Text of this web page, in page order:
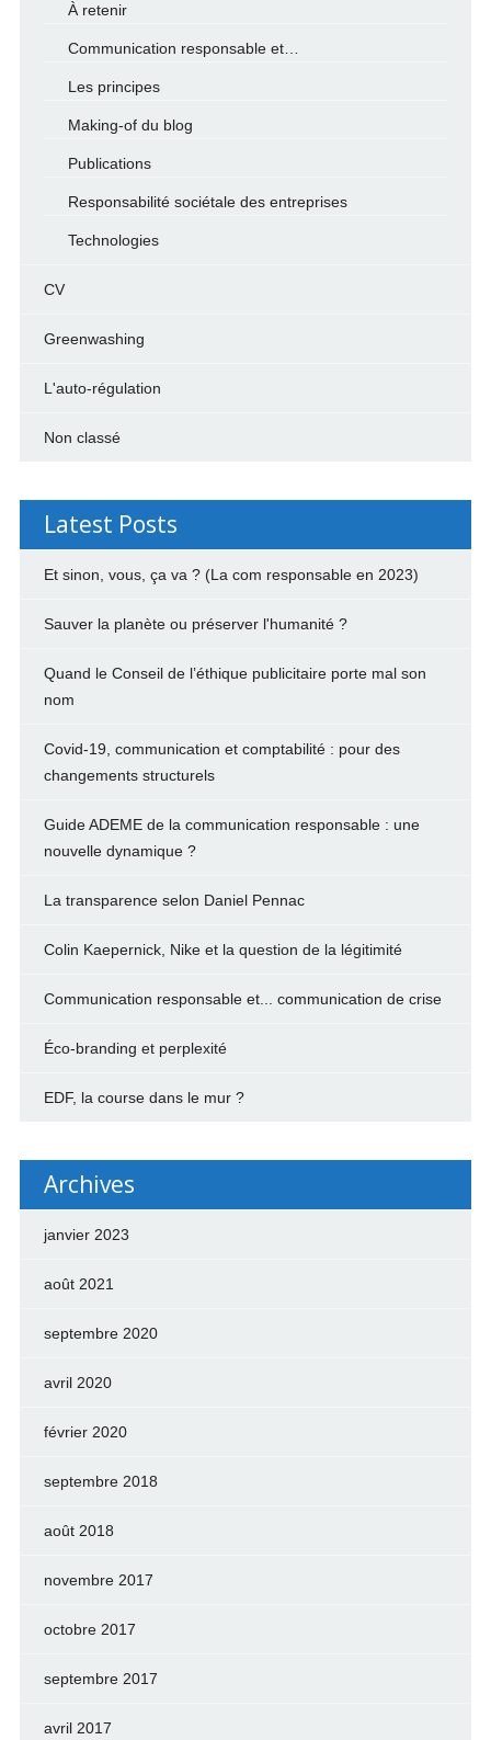
À retenir
Communication responsable et…
Les principes
Making-of du blog
Publications
Responsabilité sociétale des entreprises
Technologies
CV
Greenwashing
L'auto-régulation
Non classé
Latest Posts
Et sinon, vous, ça va ? (La com responsable en 2023)
Sauver la planète ou préserver l'humanité ?
Quand le Conseil de l’éthique publicitaire porte mal son
nom
Covid-19, communication et comptabilité : pour des
changements structurels
Guide ADEME de la communication responsable : une
nouvelle dynamique ?
La transparence selon Daniel Pennac
Colin Kaepernick, Nike et la question de la légitimité
Communication responsable et... communication de crise
Éco-branding et perplexité
EDF, la course dans le mur ?
Archives
janvier 2023
août 2021
septembre 2020
avril 2020
février 2020
septembre 2018
août 2018
novembre 2017
octobre 2017
septembre 2017
avril 2017